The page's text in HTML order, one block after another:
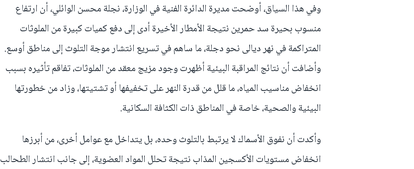
وفي هذا السياق، أوضحت مديرة الدائرة الفنية في الوزارة، نجلة محسن الوائلي، أن ارتفاع
منسوب بحيرة سد حمرين نتيجة الأمطار الأخيرة أدى إلى دفع كميات كبيرة من الملوثات
المتراكمة في نهر ديالى نحو دجلة، ما ساهم في تسريع انتشار موجة التلوث إلى مناطق أوسع.
وأضافت أن نتائج المراقبة البيئية أظهرت وجود مزيج معقد من الملوثات، تفاقم تأثيره بسبب
انخفاض مناسيب المياه، ما قلل من قدرة النهر على تخفيفها أو تشتيتها، وزاد من خطورتها
البيئية والصحية، خاصة في المناطق ذات الكثافة السكانية.
وأكدت أن نفوق الأسماك لا يرتبط بالتلوث وحده، بل يتداخل مع عوامل أخرى، من أبرزها
انخفاض مستويات الأكسجين المذاب نتيجة تحلل المواد العضوية، إلى جانب انتشار الطحالب